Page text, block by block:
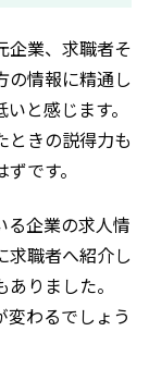
業、求職者そ
の情報に精通し
と感じます。
ときの説得力も
です。
る企業の求人情
求職者へ紹介し
りました。
変わるでしょう